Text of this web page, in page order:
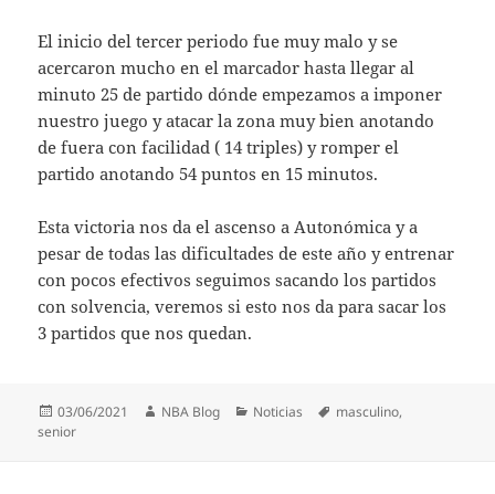
El inicio del tercer periodo fue muy malo y se
acercaron mucho en el marcador hasta llegar al
minuto 25 de partido dónde empezamos a imponer
nuestro juego y atacar la zona muy bien anotando
de fuera con facilidad ( 14 triples) y romper el
partido anotando 54 puntos en 15 minutos.
Esta victoria nos da el ascenso a Autonómica y a
pesar de todas las dificultades de este año y entrenar
con pocos efectivos seguimos sacando los partidos
con solvencia, veremos si esto nos da para sacar los
3 partidos que nos quedan.
Publicado
el
03/06/2021 Autor
NBA Blog Categorías
Noticias Etiquetas
masculino,
senior